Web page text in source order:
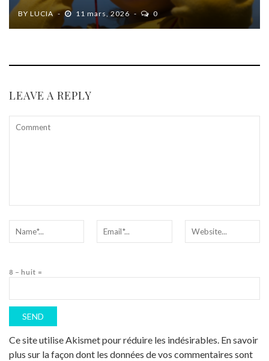
BY LUCIA 11 mars, 2026 0
LEAVE A REPLY
8 − huit =
Ce site utilise Akismet pour réduire les indésirables. En savoir
plus sur la façon dont les données de vos commentaires sont